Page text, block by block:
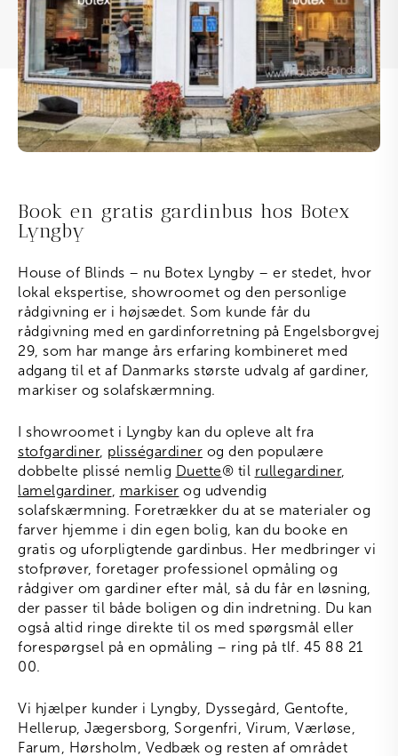
Book en gratis gardinbus hos Botex
Lyngby
House of Blinds – nu Botex Lyngby – er stedet, hvor
lokal ekspertise, showroomet og den personlige
rådgivning er i højsædet. Som kunde får du
rådgivning med en gardinforretning på Engelsborgvej
29, som har mange års erfaring kombineret med
adgang til et af Danmarks største udvalg af gardiner,
markiser og solafskærmning.
I showroomet i Lyngby kan du opleve alt fra
stofgardiner, plisségardiner og den populære
dobbelte plissé nemlig Duette® til rullegardiner,
lamelgardiner, markiser og udvendig
solafskærmning. Foretrækker du at se materialer og
farver hjemme i din egen bolig, kan du booke en
gratis og uforpligtende gardinbus. Her medbringer vi
stofprøver, foretager professionel opmåling og
rådgiver om gardiner efter mål, så du får en løsning,
der passer til både boligen og din indretning. Du kan
også altid ringe direkte til os med spørgsmål eller
forespørgsel på en opmåling – ring på tlf. 45 88 21
00.
Vi hjælper kunder i Lyngby, Dyssegård, Gentofte,
Hellerup, Jægersborg, Sorgenfri, Virum, Værløse,
Farum, Hørsholm, Vedbæk og resten af området